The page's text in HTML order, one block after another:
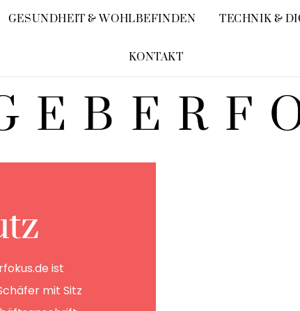
GESUNDHEIT & WOHLBEFINDEN TECHNIK &
KONTAKT
ist
mit Sitz